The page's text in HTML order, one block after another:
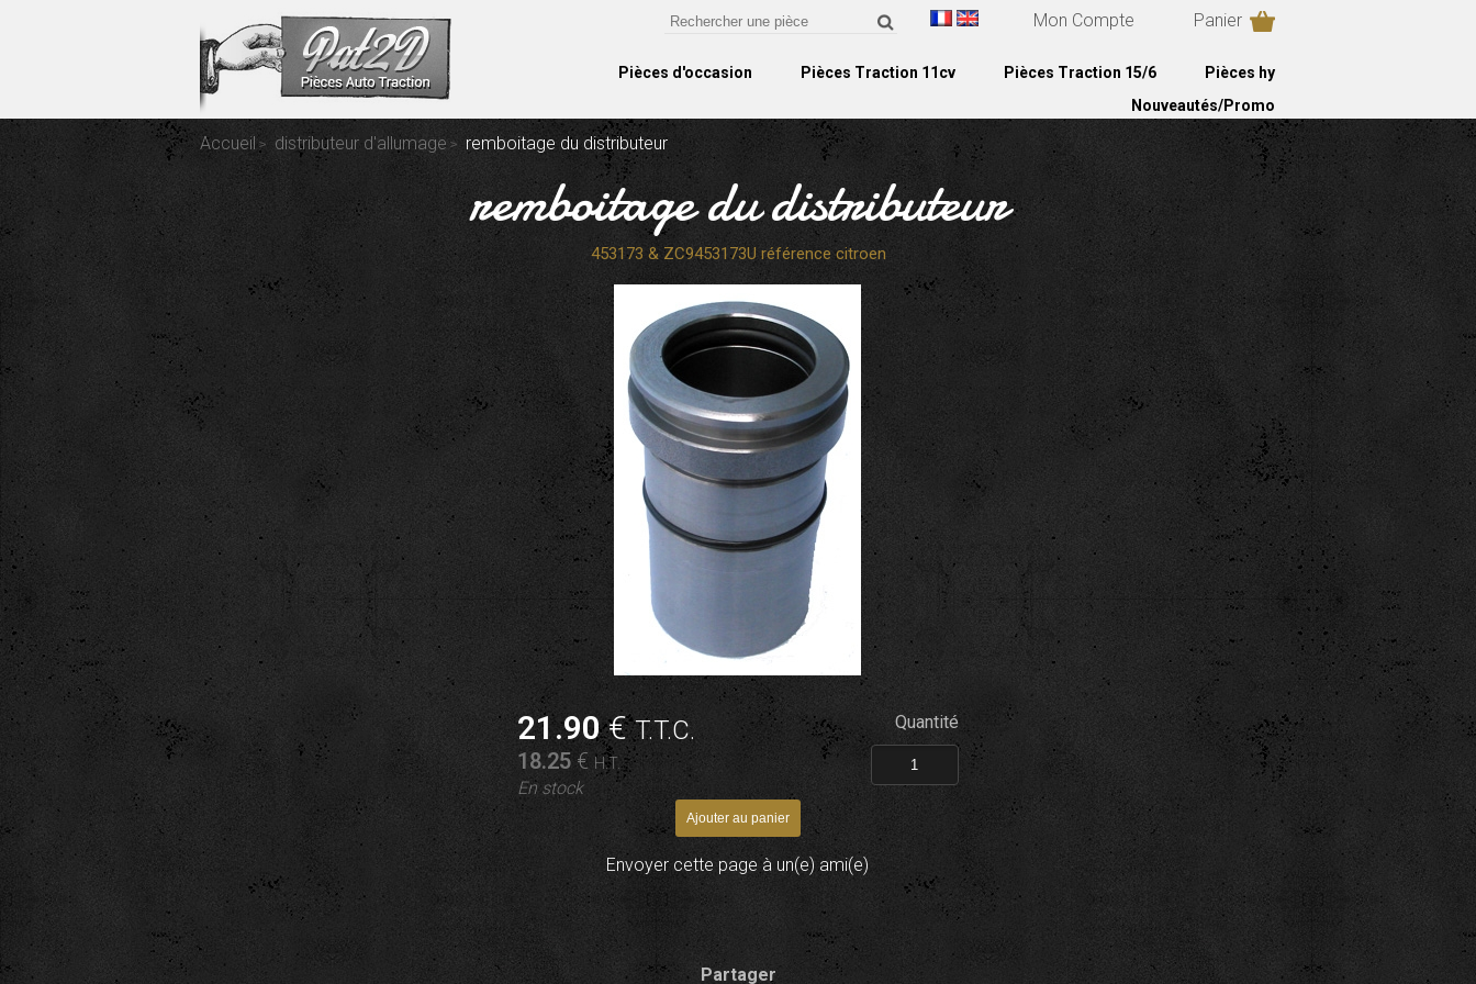
Mon Compte Panier
Pièces d'occasion Pièces Traction 11cv Pièces Traction 15/6
Pièces hy
Nouveautés/Promo
Accueil distributeur d'allumage remboitage du distributeur
remboitage du distributeur
453173 & ZC9453173U référence citroen
21.90€T.T.C.
18.25 € H.T.
En stock
Quantité
Envoyer cette page à un(e) ami(e)
Partager